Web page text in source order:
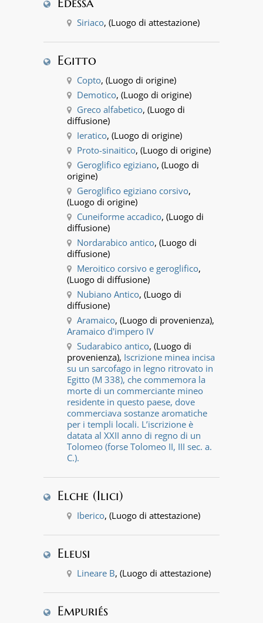
Siriaco, (Luogo di attestazione)
Egitto
Copto, (Luogo di origine)
Demotico, (Luogo di origine)
Greco alfabetico, (Luogo di
diffusione)
Ieratico, (Luogo di origine)
Proto-sinaitico, (Luogo di origine)
Geroglifico egiziano, (Luogo di
origine)
Geroglifico egiziano corsivo,
(Luogo di origine)
Cuneiforme accadico, (Luogo di
diffusione)
Nordarabico antico, (Luogo di
diffusione)
Meroitico corsivo e geroglifico,
(Luogo di diffusione)
Nubiano Antico, (Luogo di
diffusione)
Aramaico, (Luogo di provenienza),
Aramaico d'impero IV
Sudarabico antico, (Luogo di
provenienza), Iscrizione minea incisa
su un sarcofago in legno ritrovato in
Egitto (M 338), che commemora la
morte di un commerciante mineo
residente in questo paese, dove
commerciava sostanze aromatiche
per i templi locali. L’iscrizione è
datata al XXII anno di regno di un
Tolomeo (forse Tolomeo II, III sec. a.
C.).
Elche (Ilici)
Iberico, (Luogo di attestazione)
Eleusi
Lineare B, (Luogo di attestazione)
Empuriés